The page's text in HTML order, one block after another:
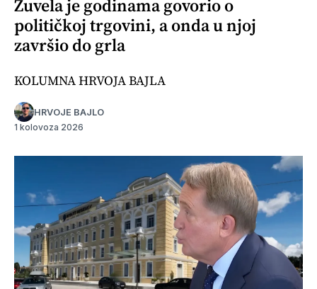
Žuvela je godinama govorio o
političkoj trgovini, a onda u njoj
završio do grla
KOLUMNA HRVOJA BAJLA
HRVOJE BAJLO
1 kolovoza 2026